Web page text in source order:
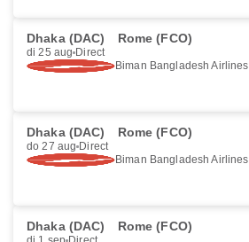
Dhaka (DAC) Rome (FCO)
di 25 aug Direct
Biman Bangladesh Airlines
Dhaka (DAC) Rome (FCO)
do 27 aug Direct
Biman Bangladesh Airlines
Dhaka (DAC) Rome (FCO)